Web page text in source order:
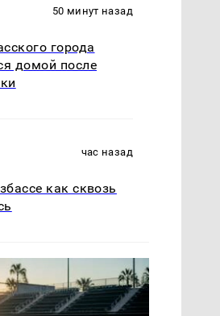
50 минут назад
города
домой после
час назад
как сквозь